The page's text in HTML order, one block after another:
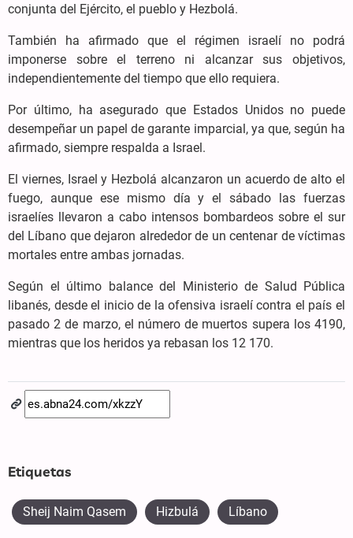
conjunta del Ejército, el pueblo y Hezbolá.
También ha afirmado que el régimen israelí no podrá
imponerse sobre el terreno ni alcanzar sus objetivos,
independientemente del tiempo que ello requiera.
Por último, ha asegurado que Estados Unidos no puede
desempeñar un papel de garante imparcial, ya que, según ha
afirmado, siempre respalda a Israel.
El viernes, Israel y Hezbolá alcanzaron un acuerdo de alto el
fuego, aunque ese mismo día y el sábado las fuerzas
israelíes llevaron a cabo intensos bombardeos sobre el sur
del Líbano que dejaron alrededor de un centenar de víctimas
mortales entre ambas jornadas.
Según el último balance del Ministerio de Salud Pública
libanés, desde el inicio de la ofensiva israelí contra el país el
pasado 2 de marzo, el número de muertos supera los 4190,
mientras que los heridos ya rebasan los 12 170.
Etiquetas
Sheij Naim Qasem Hizbulá Líbano